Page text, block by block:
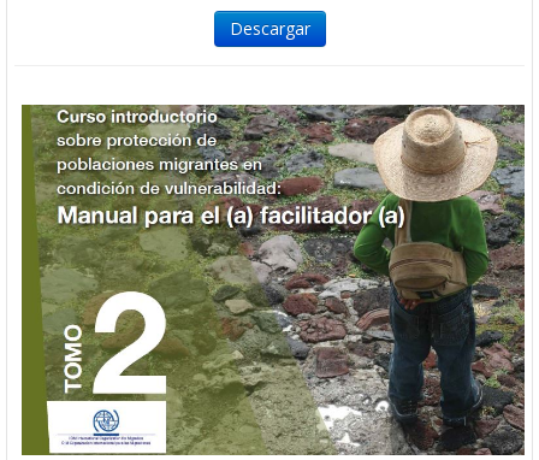
Descargar